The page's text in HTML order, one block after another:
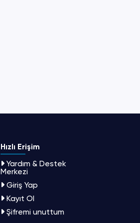
Hızlı Erişim
Yardım & Destek
Merkezi
Giriş Yap
Kayıt Ol
Şifremi unuttum